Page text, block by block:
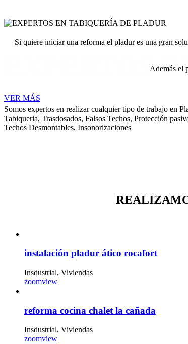
EXPERTOS
Somos expertos en realizar cualquier tipo de trabajo en
Tabiqueria, Trasdosados, Falsos Techos, Protección
Techos Desmontables, Insonorizaciones
Si quiere iniciar una reforma el pladur es una gran
Además el
VER MÁS
instalación pladur ático rocafort
Insdustrial, Viviendas
zoomview
reforma cocina chalet la cañada
Insdustrial, Viviendas
zoomview